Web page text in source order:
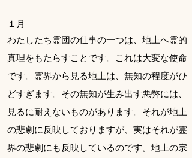
１ 月
わたしたち霊団の仕事の一つは、地上へ霊的
真理をもたらすことです。これは大変な使命
です。霊界から見る地上は、無知の程度がひ
どすぎます。その無知が生み出す悪弊には、
見るに耐えないものがあります。それが地上
の悲劇に反映しておりますが、実はそれが霊
界の悲劇にも反映しているのです。地上の宗